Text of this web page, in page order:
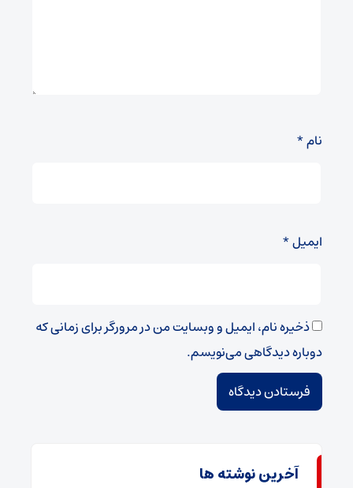
نام*
ایمیل*
ذخیره نام، ایمیل و وبسایت من در مرورگر برای زمانی که
دوباره دیدگاهی می‌نویسم.
آخرین نوشته ها